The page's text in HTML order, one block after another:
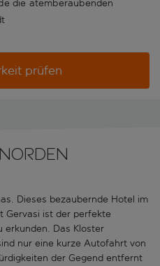
die atemberaubenden
prüfen
Dieses bezaubernde Hotel im
Gervasi ist der perfekte
erkunden. Das Kloster
nur eine kurze Autofahrt von
der Gegend entfernt